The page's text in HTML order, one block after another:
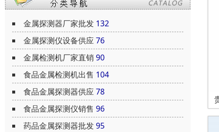
金属探测器厂家批发 132
金属探测仪设备供应76
金属检测机厂家直销 90
食品金属检测机出售 104
食品金属探测器供应78
食品金属探测仪销售 96
药品金属探测器批发95